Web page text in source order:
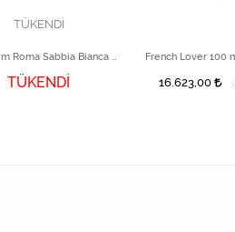
TÜKENDİ
TÜKENDİ 16.623,00